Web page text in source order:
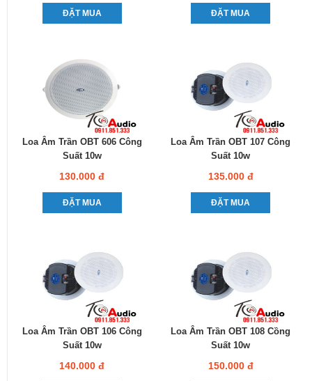
ĐẶT MUA ĐẶT MUA
Loa Âm Trần OBT 606 Công
Suất 10w
130.000 đ
ĐẶT MUA
Loa Âm Trần OBT 107 Công
Suất 10w
135.000 đ
ĐẶT MUA
Loa Âm Trần OBT 106 Công
Suất 10w
140.000 đ
Loa Âm Trần OBT 108 Cồng
Suất 10w
150.000 đ